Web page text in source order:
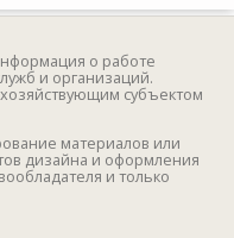
о работе
и организаций.
субъектом
материалов или
дизайна и оформления
и только